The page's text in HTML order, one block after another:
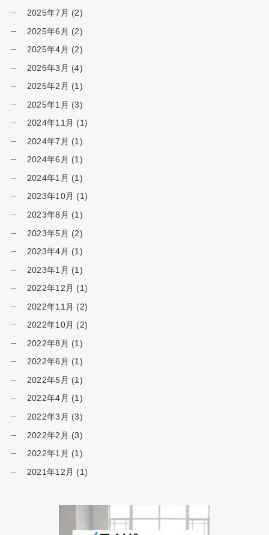
2025年7月 (2)
2025年6月 (2)
2025年4月 (2)
2025年3月 (4)
2025年2月 (1)
2025年1月 (3)
2024年11月 (1)
2024年7月 (1)
2024年6月 (1)
2024年1月 (1)
2023年10月 (1)
2023年8月 (1)
2023年5月 (2)
2023年4月 (1)
2023年1月 (1)
2022年12月 (1)
2022年11月 (2)
2022年10月 (2)
2022年8月 (1)
2022年6月 (1)
2022年5月 (1)
2022年4月 (1)
2022年3月 (3)
2022年2月 (3)
2022年1月 (1)
2021年12月 (1)